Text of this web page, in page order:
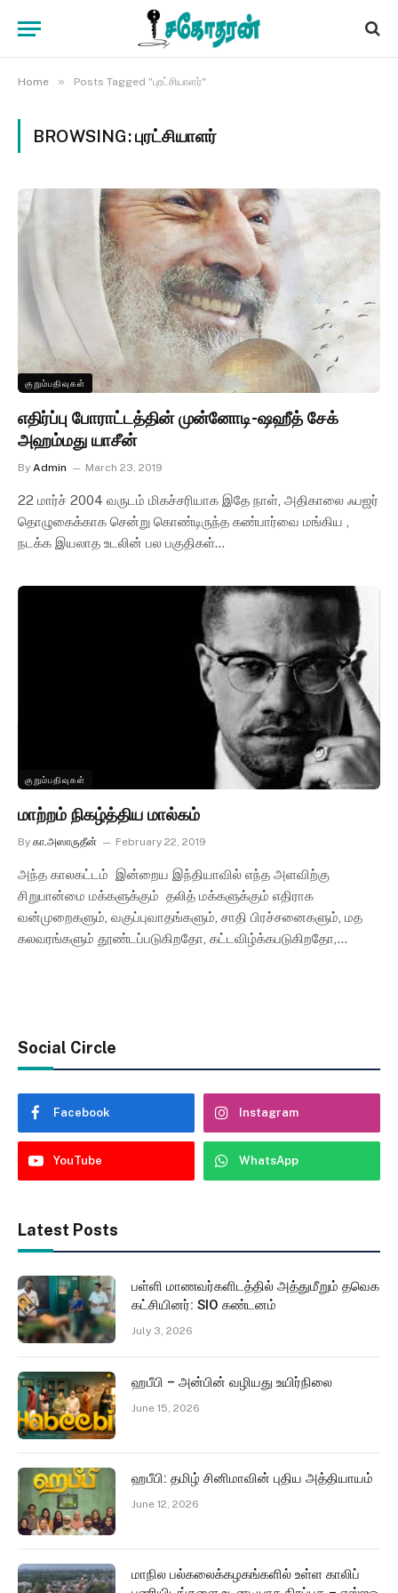
Home » Posts Tagged "புரட்சியாளர்"
BROWSING:புரட்சியாளர்
குறும்பதிவுகள்
எதிர்ப்பு போராட்டத்தின் முன்னோடி-ஷஹீத் சேக்
அஹம்மது யாசீன்
By Admin March 23, 2019
22 மார்ச் 2004 வருடம் மிகச்சரியாக இதே நாள், அதிகாலை ஃபஜர்
தொழுகைக்காக சென்று கொண்டிருந்த கண்பார்வை மங்கிய ,
நடக்க இயலாத உடலின் பல பகுதிகள்…
குறும்பதிவுகள்
மாற்றம் நிகழ்த்திய மால்கம்
By கா.அஸாருதீன் February 22, 2019
அந்த காலகட்டம் இன்றைய இந்தியாவில் எந்த அளவிற்கு
சிறுபான்மை மக்களுக்கும் தலித் மக்களுக்கும் எதிராக
வன்முறைகளும், வகுப்புவாதங்களும், சாதி பிரச்சனைகளும், மத
கலவரங்களும் தூண்டப்படுகிறதோ, கட்டவிழ்க்கபடுகிறதோ,…
Social Circle
Facebook Instagram
YouTube WhatsApp
Latest Posts
பள்ளி மாணவர்களிடத்தில் அத்துமீறும் தவெக
கட்சியினர்: SIO கண்டனம்
July 3, 2026
ஹபீபி – அன்பின் வழியது உயிர்நிலை
June 15, 2026
ஹபீபி: தமிழ் சினிமாவின் புதிய அத்தியாயம்
June 12, 2026
மாநில பல்கலைக்கழகங்களில் உள்ள காலிப்